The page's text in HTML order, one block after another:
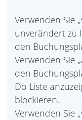
Verwenden Sie
unverändert zu
den
Verwenden Sie
den
Do Liste
blockieren.
Verwenden Sie